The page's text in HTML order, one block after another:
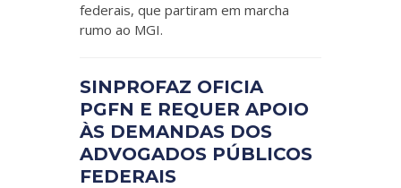
federais, que partiram em marcha
rumo ao MGI.
SINPROFAZ OFICIA
PGFN E REQUER APOIO
ÀS DEMANDAS DOS
ADVOGADOS PÚBLICOS
FEDERAIS